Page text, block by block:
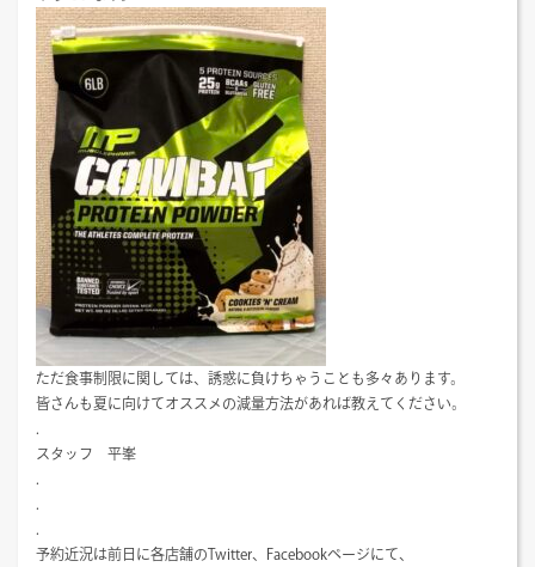
ただ食事制限に関しては、誘惑に負けちゃうことも多々あります。
皆さんも夏に向けてオススメの減量方法があれば教えてください。
スタッフ 平峯
予約近況は前日に各店舗のTwitter、Facebookページにて、